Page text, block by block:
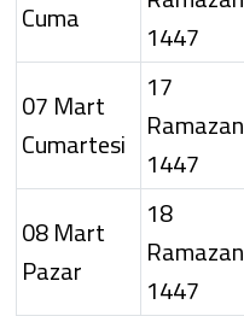
Cuma
1447
07 Mart
Cumartesi
17
Ramazan
1447
08 Mart
Pazar
18
Ramazan
1447